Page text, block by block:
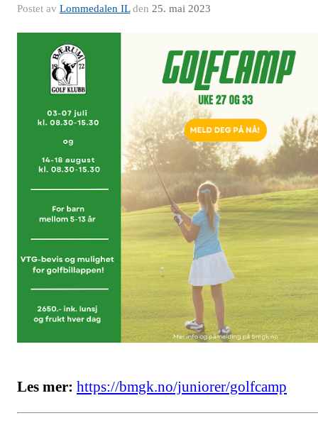
Postet av Lommedalen ILden 25. mai 2023
Les mer: https://bmgk.no/juniorer/golfcamp